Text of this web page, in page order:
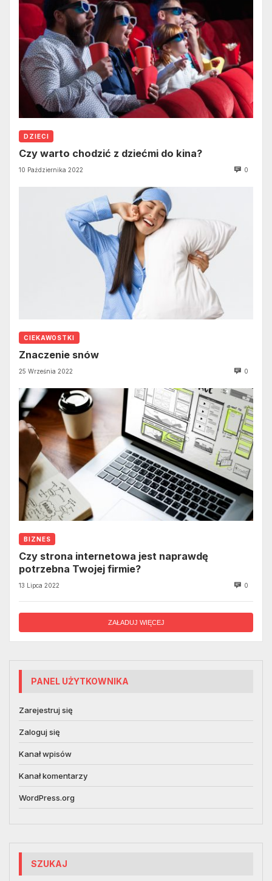
DZIECI
Czy warto chodzić z dziećmi do kina?
10 Października 2022 0
CIEKAWOSTKI
Znaczenie snów
25 Września 2022 0
BIZNES
Czy strona internetowa jest naprawdę
potrzebna Twojej firmie?
13 Lipca 2022 0
ZAŁADUJ WIĘCEJ
PANEL UŻYTKOWNIKA
Zarejestruj się
Zaloguj się
Kanał wpisów
Kanał komentarzy
WordPress.org
SZUKAJ